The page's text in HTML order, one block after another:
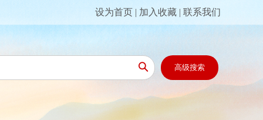
设为首页 | 加入收藏 | 联系我们
 高级搜索